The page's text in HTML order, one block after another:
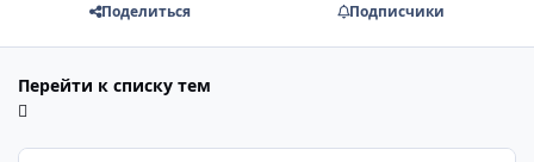
Поделиться Подписчики
Перейти к списку тем